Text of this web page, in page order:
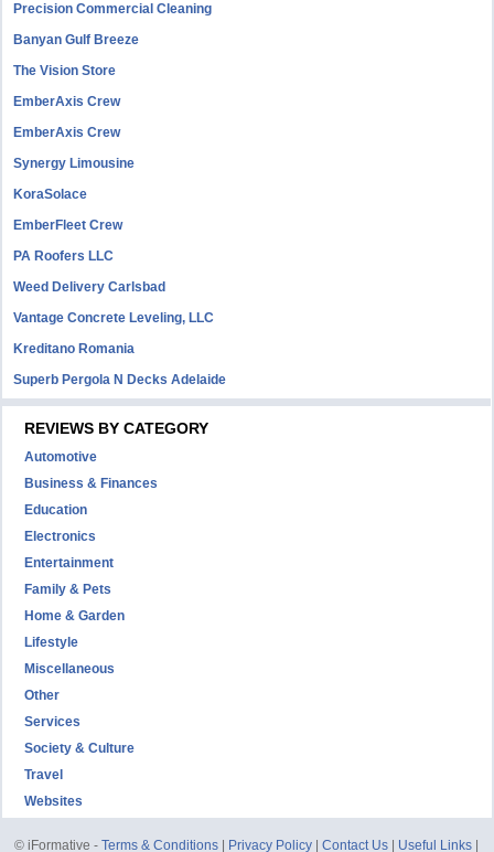
Precision Commercial Cleaning
Banyan Gulf Breeze
The Vision Store
EmberAxis Crew
EmberAxis Crew
Synergy Limousine
KoraSolace
EmberFleet Crew
PA Roofers LLC
Weed Delivery Carlsbad
Vantage Concrete Leveling, LLC
Kreditano Romania
Superb Pergola N Decks Adelaide
REVIEWS BY CATEGORY
Automotive
Business & Finances
Education
Electronics
Entertainment
Family & Pets
Home & Garden
Lifestyle
Miscellaneous
Other
Services
Society & Culture
Travel
Websites
© iFormative -Terms & Conditions Privacy Policy |Contact Us Useful Links